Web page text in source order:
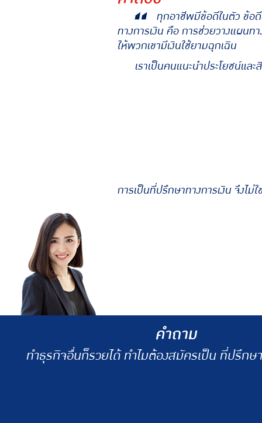
ทุกอาชีพมีข้อ
ทางการเงิน คือ การช่ว
ให้พวกเขามีเงินใช้ยามฉุกเฉิน
เราเป็นคนแนะนำป
การเป็นที่ปรึกษาทางกา
คำถาม